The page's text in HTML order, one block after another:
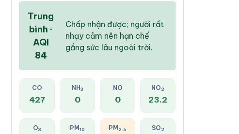
26 °
16 %
Mây đen u ám
16 %
Mây đen u ám
Trung
bình ·
AQI
84
Chấp nhận được; người rất
nhạy cảm nên hạn chế
gắng sức lâu ngoài trời.
CO
427
NH 3
0
NO
0
NO2
23.2
O3 PM 10 PM 2.5 SO2